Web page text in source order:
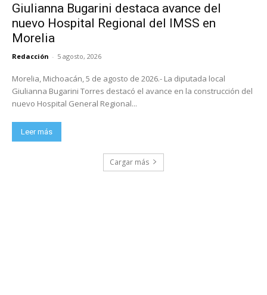
Giulianna Bugarini destaca avance del
nuevo Hospital Regional del IMSS en
Morelia
Redacción - 5 agosto, 2026
Morelia, Michoacán, 5 de agosto de 2026.- La diputada local
Giulianna Bugarini Torres destacó el avance en la construcción del
nuevo Hospital General Regional...
Leer más
Cargar más